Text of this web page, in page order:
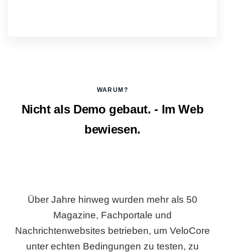
WARUM?
Nicht als Demo gebaut. - Im Web
bewiesen.
Über Jahre hinweg wurden mehr als 50
Magazine, Fachportale und
Nachrichtenwebsites betrieben, um VeloCore
unter echten Bedingungen zu testen, zu